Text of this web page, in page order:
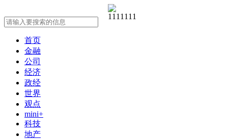
首页
金融
公司
经济
政经
世界
观点
mini+
科技
地产